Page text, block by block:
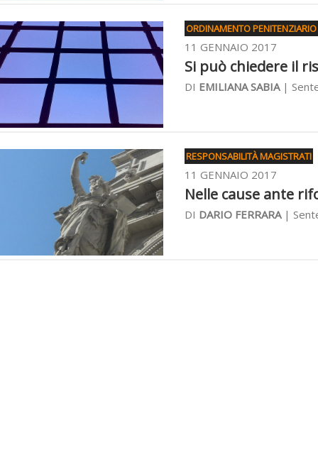
ORDINAMENTO PENITENZIARIO
11 GENNAIO 2017
Si può chiedere il
DI EMILIANA SABIA|
RESPONSABILITÀ MAGISTRATI
11 GENNAIO 2017
Nelle cause ante
DI DARIO FERRARA|